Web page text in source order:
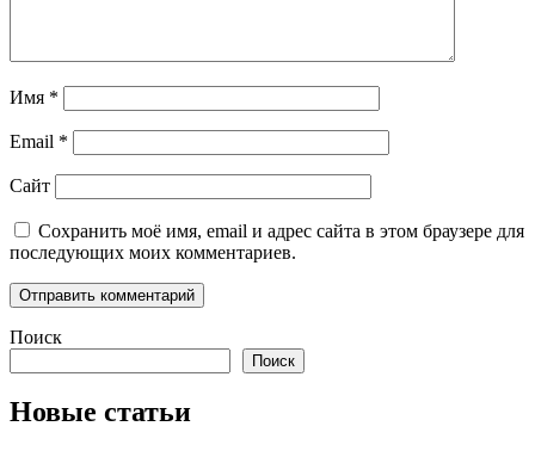
Имя *
Email *
Сайт
Сохранить моё имя, email и адрес сайта в этом браузере для
последующих моих комментариев.
Поиск
Поиск
Новые статьи